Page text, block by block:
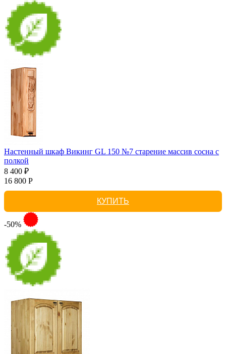
Настенный шкаф Викинг GL 150 №7 старение массив сосна с
полкой
8 400 ₽
16 800 Р
КУПИТЬ
-50%